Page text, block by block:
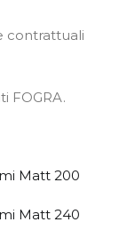
contrattuali
FOGRA.
Matt 200
Matt 240